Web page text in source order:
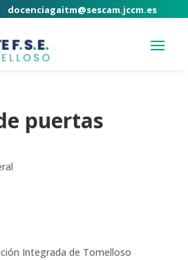
docenciagaitm@sescam.jccm.es
puertas
Integrada de Tomelloso